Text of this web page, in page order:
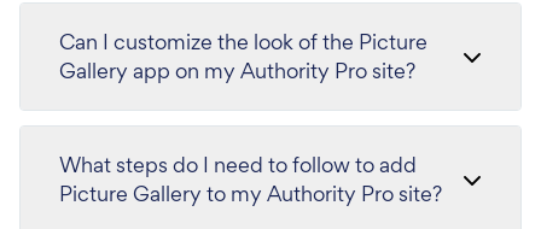
Can I customize the look of the Picture
Gallery app on my Authority Pro site?
What steps do I need to follow to add
Picture Gallery to my Authority Pro site?